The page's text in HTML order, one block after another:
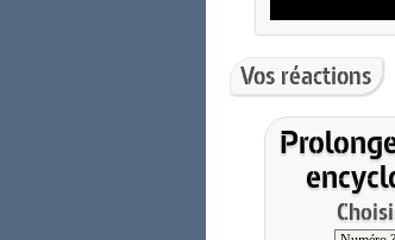
Vos réactions